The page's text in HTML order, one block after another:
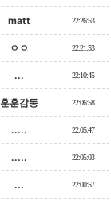
matt 22:26:53
ㅇㅇ 22:21:53
... 22:10:45
훈훈감동 22:06:58
..... 22:05:47
..... 22:05:03
... 22:00:57